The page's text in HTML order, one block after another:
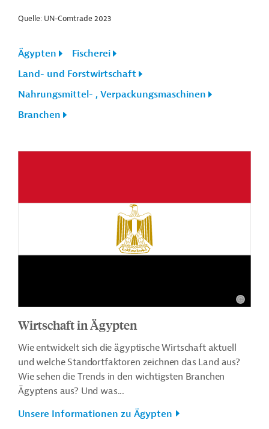
Quelle: UN-Comtrade 2023
Ägypten
Fischerei
Land- und Forstwirtschaft
Nahrungsmittel- , Verpackungsmaschinen
Branchen
Wirtschaft in Ägypten
Wie entwickelt sich die ägyptische Wirtschaft aktuell
und welche Standortfaktoren zeichnen das Land aus?
Wie sehen die Trends in den wichtigsten Branchen
Ägyptens aus? Und was...
Unsere Informationen zu Ägypten